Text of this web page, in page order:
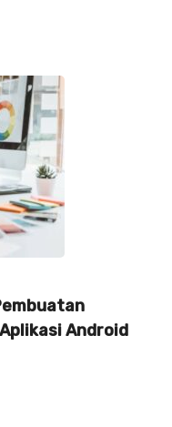
Android